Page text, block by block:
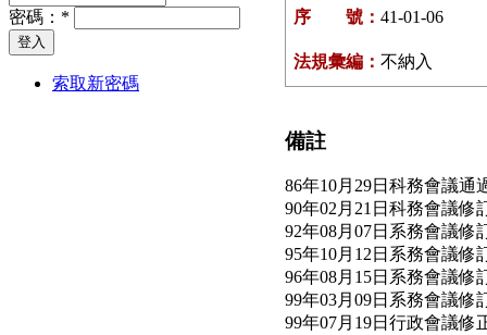
密碼： *
索取新密碼
序 號： 41-01-06
法規彙編： 不納入
備註
86年10月29日科務會議通
90年02月21日科務會議修
92年08月07日系務會議修
95年10月12日系務會議修
96年08月15日系務會議修
99年03月09日系務會議修
99年07月19日行政會議修